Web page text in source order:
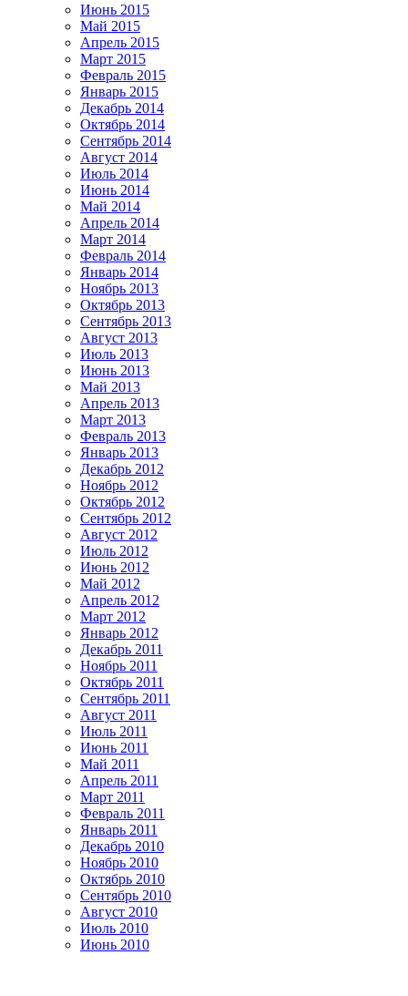
Июнь 2015
Май 2015
Апрель 2015
Март 2015
Февраль 2015
Январь 2015
Декабрь 2014
Октябрь 2014
Сентябрь 2014
Август 2014
Июль 2014
Июнь 2014
Май 2014
Апрель 2014
Март 2014
Февраль 2014
Январь 2014
Ноябрь 2013
Октябрь 2013
Сентябрь 2013
Август 2013
Июль 2013
Июнь 2013
Май 2013
Апрель 2013
Март 2013
Февраль 2013
Январь 2013
Декабрь 2012
Ноябрь 2012
Октябрь 2012
Сентябрь 2012
Август 2012
Июль 2012
Июнь 2012
Май 2012
Апрель 2012
Март 2012
Январь 2012
Декабрь 2011
Ноябрь 2011
Октябрь 2011
Сентябрь 2011
Август 2011
Июль 2011
Июнь 2011
Май 2011
Апрель 2011
Март 2011
Февраль 2011
Январь 2011
Декабрь 2010
Ноябрь 2010
Октябрь 2010
Сентябрь 2010
Август 2010
Июль 2010
Июнь 2010